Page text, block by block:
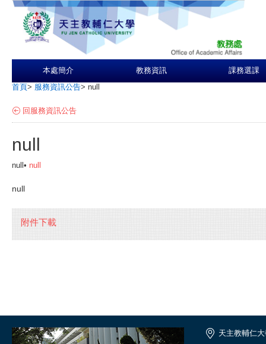
本處簡介 教務資訊 課務選課
首頁> 服務資訊公告> null
回服務資訊公告
null
null• null
null
附件下載
天主教輔仁